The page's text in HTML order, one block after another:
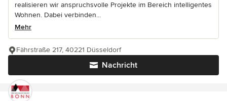
realisieren wir anspruchsvolle Projekte im Bereich intelligentes
Wohnen. Dabei verbinden...
Mehr
Nachricht
Fährstraße 217, 40221 Düsseldorf